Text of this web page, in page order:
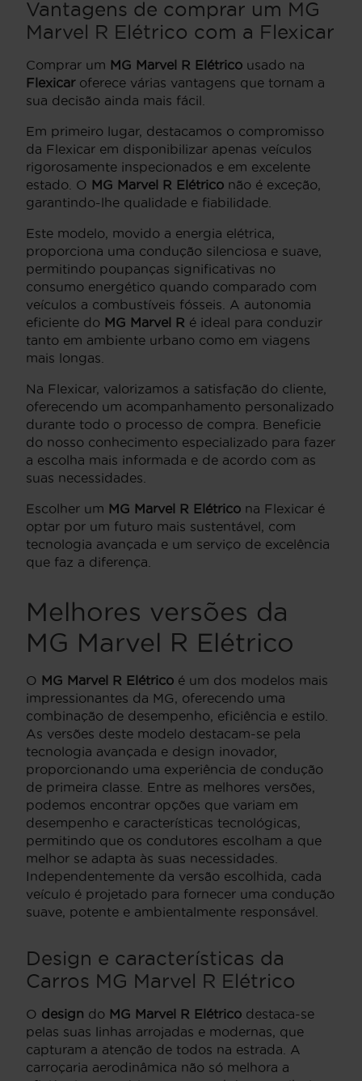
Vantagens de comprar um MG
Marvel R Elétrico com a Flexicar
Comprar um MG Marvel R Elétrico usado na
Flexicaroferece várias vantagens que tornam a
sua decisão ainda mais fácil.
Em primeiro lugar, destacamos o compromisso
da Flexicar em disponibilizar apenas veículos
rigorosamente inspecionados e em excelente
estado. O MG Marvel R Elétrico não é exceção,
garantindo-lhe qualidade e fiabilidade.
Este modelo, movido a energia elétrica,
proporciona uma condução silenciosa e suave,
permitindo poupanças significativas no
consumo energético quando comparado com
veículos a combustíveis fósseis. A autonomia
eficiente do MG Marvel R é ideal para conduzir
tanto em ambiente urbano como em viagens
mais longas.
Na Flexicar, valorizamos a satisfação do cliente,
oferecendo um acompanhamento personalizado
durante todo o processo de compra. Beneficie
do nosso conhecimento especializado para fazer
a escolha mais informada e de acordo com as
suas necessidades.
Escolher um MG Marvel R Elétrico na Flexicar é
optar por um futuro mais sustentável, com
tecnologia avançada e um serviço de excelência
que faz a diferença.
Melhores versões da
MG Marvel R Elétrico
O MG Marvel R Elétrico é um dos modelos mais
impressionantes da MG, oferecendo uma
combinação de desempenho, eficiência e estilo.
As versões deste modelo destacam-se pela
tecnologia avançada e design inovador,
proporcionando uma experiência de condução
de primeira classe. Entre as melhores versões,
podemos encontrar opções que variam em
desempenho e características tecnológicas,
permitindo que os condutores escolham a que
melhor se adapta às suas necessidades.
Independentemente da versão escolhida, cada
veículo é projetado para fornecer uma condução
suave, potente e ambientalmente responsável.
Design e características da
Carros MG Marvel R Elétrico
O design do MG Marvel R Elétrico destaca-se
pelas suas linhas arrojadas e modernas, que
capturam a atenção de todos na estrada. A
carroçaria aerodinâmica não só melhora a